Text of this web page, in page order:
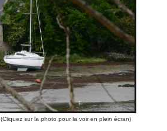
(Cliquez sur la photo pour la voir en plein écran)